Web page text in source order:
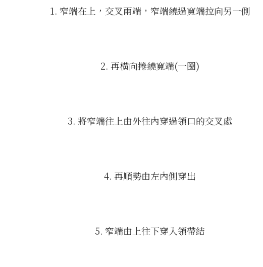
1. 窄端在上，交叉兩端，窄端繞過寬端拉向另一側
2. 再橫向捲繞寬端(一圈)
3. 將窄端往上由外往內穿過領口的交叉處
4. 再順勢由左內側穿出
5. 窄端由上往下穿入領帶結